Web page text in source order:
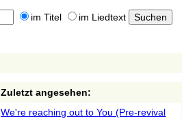
im Titel im Liedtext
Zuletzt angesehen:
We're reaching out to You (Pre-revival